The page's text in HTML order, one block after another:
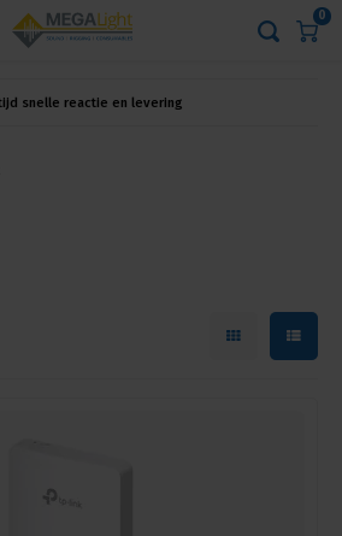
0
snelle reactie en levering